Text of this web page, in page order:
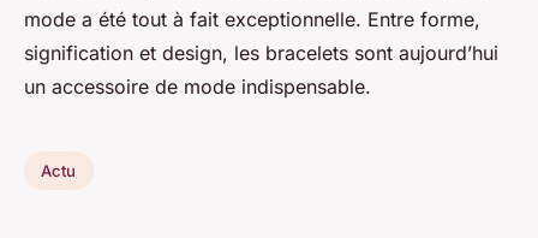
mode a été tout à fait exceptionnelle. Entre forme,
signification et design, les bracelets sont aujourd’hui
un accessoire de mode indispensable.
Actu